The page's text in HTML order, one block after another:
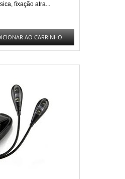
fixação atra...
AO CARRINHO